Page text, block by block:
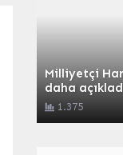
Milliyetçi
daha
1.375